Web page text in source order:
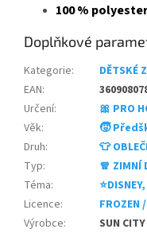
100 % polyester
Doplňkové
Kategorie:
DĚTSKÉ
EAN:
Určení:
🎀 PRO
Věk:
🧒
Druh:
👕
Typ:
🧣 ZIMNÍ
Téma:
Licence:
FROZEN
Výrobce:
SUN CITY